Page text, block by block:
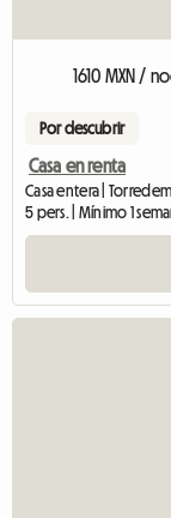
1610 MXN /
Por descubrir
Casa en renta
Casa entera |
5 pers. | Mínimo 1